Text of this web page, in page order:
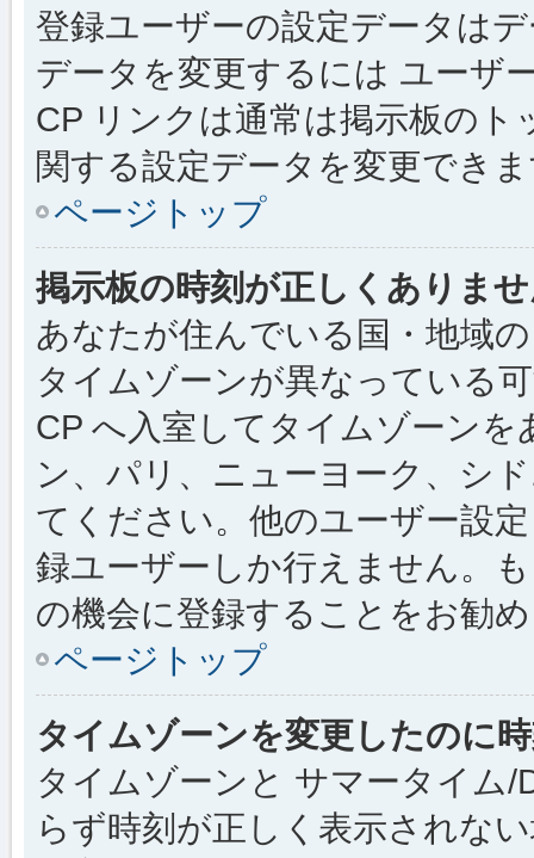
登録ユーザーの設定データは
データを変更するには ユーザ
CP リンクは通常は掲示板の
関する設定データを変更でき
ページトップ
掲示板の時刻が正しくありま
あなたが住んでいる国・地域
タイムゾーンが異なっている
CP へ入室してタイムゾーン
ン、パリ、ニューヨーク、シ
てください。他のユーザー設
録ユーザーしか行えません。
の機会に登録することをお勧
ページトップ
タイムゾーンを変更したのに
タイムゾーンと サマータイム
らず時刻が正しく表示されな